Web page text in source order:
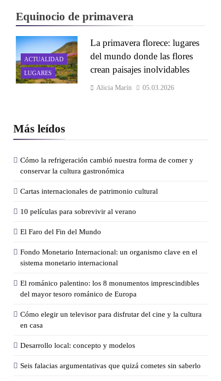
Más leídos
Cómo la refrigeración cambió nuestra forma de comer y
conservar la cultura gastronómica
Cartas internacionales de patrimonio cultural
10 películas para sobrevivir al verano
El Faro del Fin del Mundo
Fondo Monetario Internacional: un organismo clave en el
sistema monetario internacional
El románico palentino: los 8 monumentos imprescindibles
del mayor tesoro románico de Europa
Cómo elegir un televisor para disfrutar del cine y la cultura
en casa
Desarrollo local: concepto y modelos
Seis falacias argumentativas que quizá cometes sin saberlo
Equinocio de primavera
ACTUALIDAD
LUGARES
La primavera florece: lugares
del mundo donde las flores
crean paisajes inolvidables
Alicia Marín 05.03.2026